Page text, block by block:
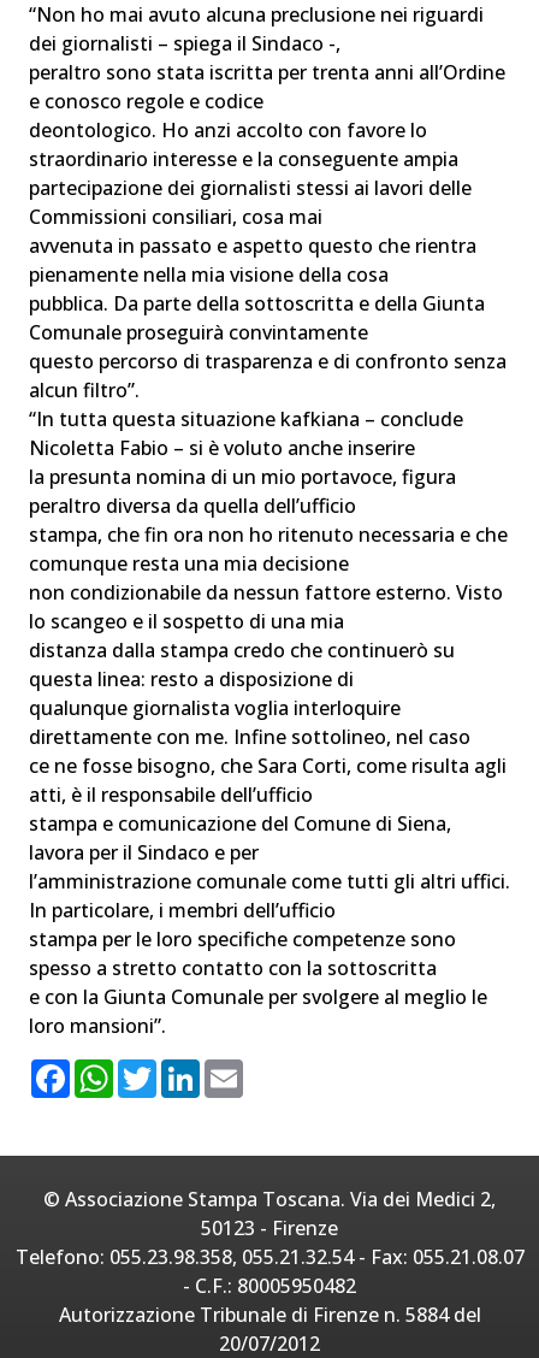
“Non ho mai avuto alcuna preclusione nei riguardi
dei giornalisti – spiega il Sindaco -,
peraltro sono stata iscritta per trenta anni all’Ordine
e conosco regole e codice
deontologico. Ho anzi accolto con favore lo
straordinario interesse e la conseguente ampia
partecipazione dei giornalisti stessi ai lavori delle
Commissioni consiliari, cosa mai
avvenuta in passato e aspetto questo che rientra
pienamente nella mia visione della cosa
pubblica. Da parte della sottoscritta e della Giunta
Comunale proseguirà convintamente
questo percorso di trasparenza e di confronto senza
alcun filtro”.
“In tutta questa situazione kafkiana – conclude
Nicoletta Fabio – si è voluto anche inserire
la presunta nomina di un mio portavoce, figura
peraltro diversa da quella dell’ufficio
stampa, che fin ora non ho ritenuto necessaria e che
comunque resta una mia decisione
non condizionabile da nessun fattore esterno. Visto
lo scangeo e il sospetto di una mia
distanza dalla stampa credo che continuerò su
questa linea: resto a disposizione di
qualunque giornalista voglia interloquire
direttamente con me. Infine sottolineo, nel caso
ce ne fosse bisogno, che Sara Corti, come risulta agli
atti, è il responsabile dell’ufficio
stampa e comunicazione del Comune di Siena,
lavora per il Sindaco e per
l’amministrazione comunale come tutti gli altri uffici.
In particolare, i membri dell’ufficio
stampa per le loro specifiche competenze sono
spesso a stretto contatto con la sottoscritta
e con la Giunta Comunale per svolgere al meglio le
loro mansioni”.
F
a
k
W
h
p
T
w
L
n
© Associazione Stampa Toscana. Via dei Medici 2,
50123 - Firenze
Telefono: 055.23.98.358, 055.21.32.54 - Fax: 055.21.08.07
- C.F.: 80005950482
Autorizzazione Tribunale di Firenze n. 5884 del
20/07/2012